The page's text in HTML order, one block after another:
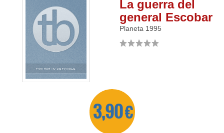
La guerra del
general Escobar
Planeta 1995
3,90 €